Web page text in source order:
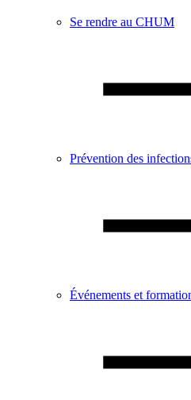
Se rendre au CHUM
Prévention des
Événements et